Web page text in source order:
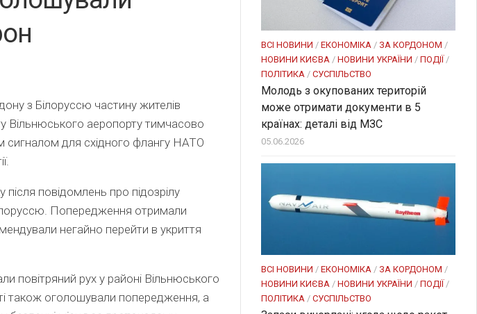
з Білоруссю частину жителів
Вільнюського аеропорту тимчасово
для східного флангу НАТО
повідомлень про підозрілу
Попередження отримали
негайно перейти в укриття
повітряний рух у районі Вільнюського
також оголошували попередження, а
ВСІ НОВИНИ / ЕКОНОМІКА / ЗА КОРДОНОМ /
НОВИНИ КИЄВА / НОВИНИ УКРАЇНИ / ПОДІЇ /
ПОЛІТИКА / СУСПІЛЬСТВО
Молодь з окупованих територій
може отримати документи в 5
країнах: деталі від МЗС
05.06.2026
ВСІ НОВИНИ / ЕКОНОМІКА / ЗА КОРДОНОМ /
НОВИНИ КИЄВА / НОВИНИ УКРАЇНИ / ПОДІЇ /
ПОЛІТИКА / СУСПІЛЬСТВО